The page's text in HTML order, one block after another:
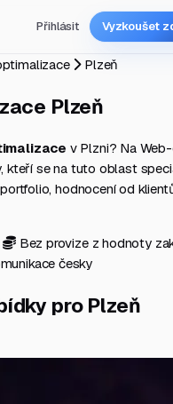
Přihlásit Vyzkoušet
Plzeň
Plzeň
v Plzni? Na
kteří se na tuto oblast
hodnocení od
Bez provize z hodnoty
česky
pro Plzeň